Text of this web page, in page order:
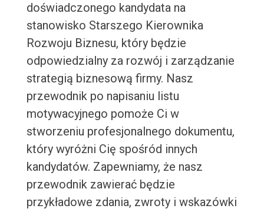
doświadczonego kandydata na
stanowisko Starszego Kierownika
Rozwoju Biznesu, który będzie
odpowiedzialny za rozwój i zarządzanie
strategią biznesową firmy. Nasz
przewodnik po napisaniu listu
motywacyjnego pomoże Ci w
stworzeniu profesjonalnego dokumentu,
który wyróżni Cię spośród innych
kandydatów. Zapewniamy, że nasz
przewodnik zawierać będzie
przykładowe zdania, zwroty i wskazówki